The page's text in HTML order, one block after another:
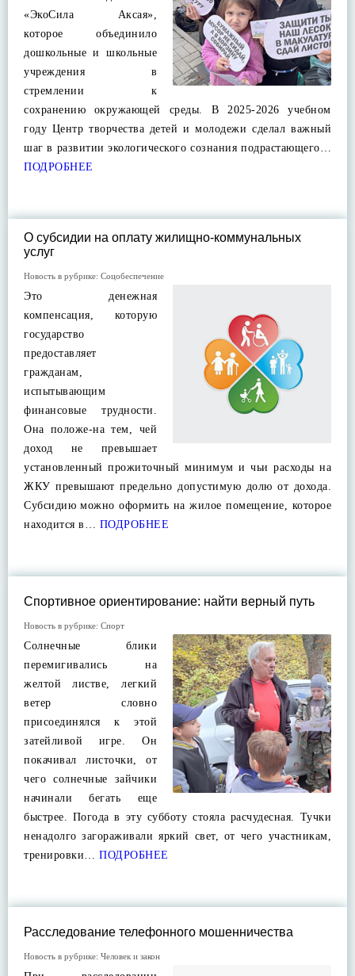
«ЭкоСила Аксая»,
которое объединило
дошкольные и школьные
учреждения в
стремлении к
сохранению окружающей среды. В 2025-2026 учебном
году Центр творчества детей и молодежи сделал важный
шаг в развитии экологического сознания подрастающего…
ПОДРОБНЕЕ
О субсидии на оплату жилищно-коммунальных
услуг
Новость в рубрике: Соцобеспечение
Это денежная
компенсация, которую
государство
предоставляет
гражданам,
испытывающим
финансовые трудности.
Она положе-на тем, чей
доход не превышает
установленный прожиточный минимум и чьи расходы на
ЖКУ превышают предельно допустимую долю от дохода.
Субсидию можно оформить на жилое помещение, которое
находится в… ПОДРОБНЕЕ
Спортивное ориентирование: найти верный путь
Новость в рубрике: Спорт
Солнечные блики
перемигивались на
желтой листве, легкий
ветер словно
присоединялся к этой
затейливой игре. Он
покачивал листочки, от
чего солнечные зайчики
начинали бегать еще
быстрее. Погода в эту субботу стояла расчудесная. Тучки
ненадолго загораживали яркий свет, от чего участникам,
тренировки… ПОДРОБНЕЕ
Расследование телефонного мошенничества
Новость в рубрике: Человек и закон